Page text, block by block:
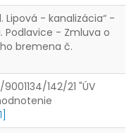
Lipová - kanalizácia“ -
Podlavice - Zmluva o
bremena č.
142/21 "ÚV